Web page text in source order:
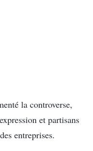
la controverse,
et partisans
entreprises.